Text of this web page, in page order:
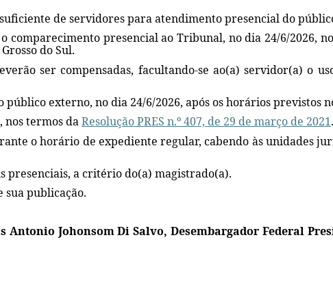
de servidores para atendimento presencial do
comparecimento presencial ao Tribunal, no dia 24/6/2026,
do Sul.
ser compensadas, facultando-se ao(a) servidor(a) o
externo, no dia 24/6/2026, após os horários previstos
nos termos daResolução PRES n.º 407, de 29 de março de 2021.
o horário de expediente regular, cabendo às unidades
presenciais, a critério do(a) magistrado(a).
sua publicação.
Antonio Johonsom Di Salvo, Desembargador Federal